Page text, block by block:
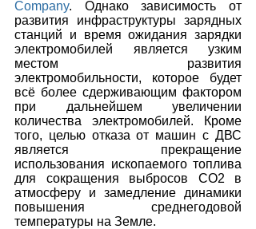
Company. Однако зависимость от
развития инфраструктуры зарядных
станций и время ожидания зарядки
электромобилей является узким
местом развития
электромобильности, которое будет
всё более сдерживающим фактором
при дальнейшем увеличении
количества электромобилей. Кроме
того, целью отказа от машин с ДВС
является прекращение
использования ископаемого топлива
для сокращения выбросов СО2 в
атмосферу и замедление динамики
повышения среднегодовой
температуры на Земле.